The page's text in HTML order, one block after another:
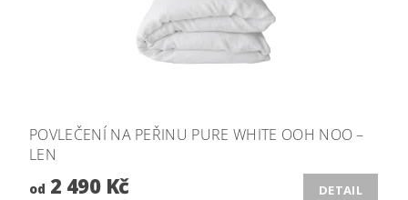
POVLEČENÍ NA PEŘINU PURE WHITE OOH NOO –
LEN
od 2 490 Kč DETAIL